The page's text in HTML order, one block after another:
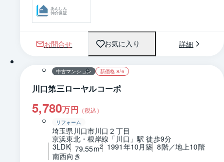
あんしん
仲介保証
お問合せ お気に入り 詳細
1 / 0 間取り
中古マンション 新価格 8/6
川口第三ローヤルコーポ
5,780万円 （税込）
リフォーム
埼玉県川口市川口２丁目
京浜東北・根岸線「川口」駅 徒歩9分
3LDK 79.55m2 1991年10月築 8階／地上10階
南西向き